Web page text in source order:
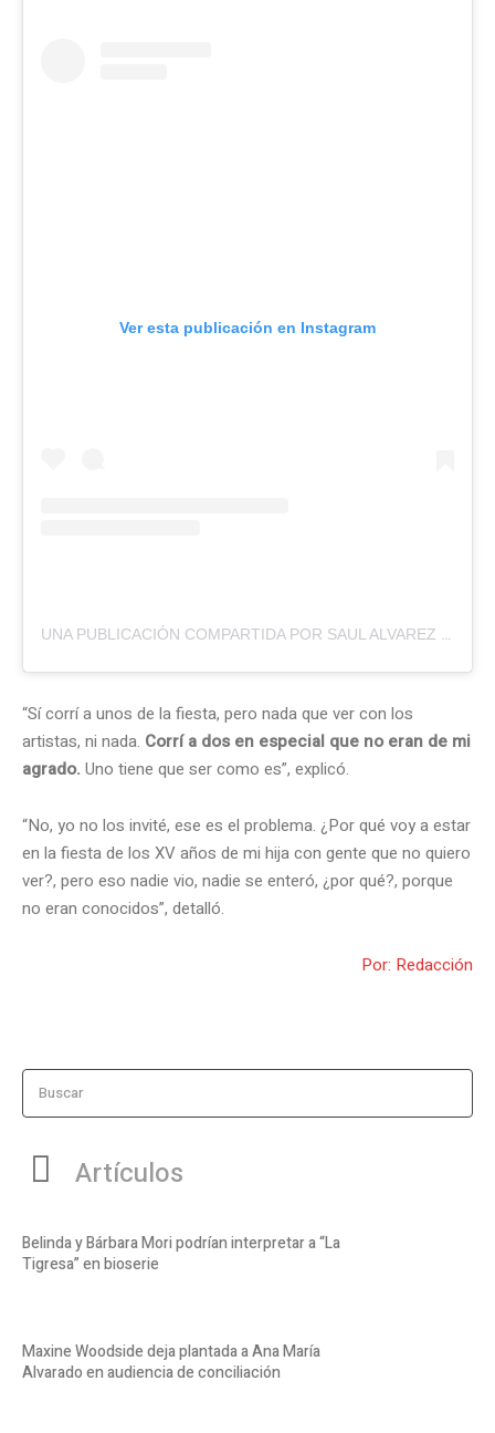
Ver esta publicación en Instagram
UNA PUBLICACIÓN COMPARTIDA POR SAUL ALVAREZ (@CANELO)
“Sí corrí a unos de la fiesta, pero nada que ver con los
artistas, ni nada. Corrí a dos en especial que no eran de mi
agrado. Uno tiene que ser como es”, explicó.
“No, yo no los invité, ese es el problema. ¿Por qué voy a estar
en la fiesta de los XV años de mi hija con gente que no quiero
ver?, pero eso nadie vio, nadie se enteró, ¿por qué?, porque
no eran conocidos”, detalló.
Por: Redacción
Buscar
Artículos
Belinda y Bárbara Mori podrían interpretar a “La
Tigresa” en bioserie
Maxine Woodside deja plantada a Ana María
Alvarado en audiencia de conciliación